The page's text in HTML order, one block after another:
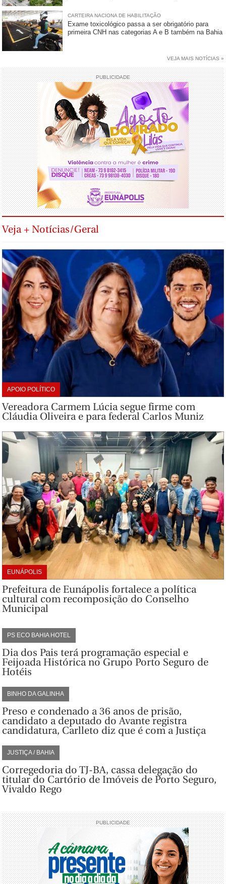
CARTEIRA NACIONA DE HABILITAÇÃO
Exame toxicológico passa a ser obrigatório para
primeira CNH nas categorias A e B também na Bahia
VEJA MAIS NOTÍCIAS »
PUBLICIDADE
Veja + Notícias/Geral
APOIO POLÍTICO
Vereadora Carmem Lúcia segue firme com
Cláudia Oliveira e para federal Carlos Muniz
EUNÁPOLIS
Prefeitura de Eunápolis fortalece a política
cultural com recomposição do Conselho
Municipal
PS ECO BAHIA HOTEL
Dia dos Pais terá programação especial e
Feijoada Histórica no Grupo Porto Seguro de
Hotéis
BINHO DA GALINHA
Preso e condenado a 36 anos de prisão,
candidato a deputado do Avante registra
candidatura, Carlleto diz que é com a Justiça
JUSTIÇA / BAHIA
Corregedoria do TJ-BA, cassa delegação do
titular do Cartório de Imóveis de Porto Seguro,
Vivaldo Rego
PUBLICIDADE